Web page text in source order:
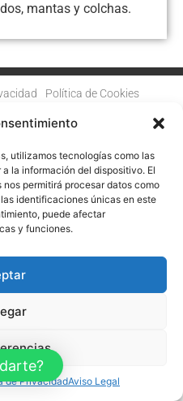
utilizamos tecnologías como las
la información del dispositivo. El
permitirá procesar datos como
identificaciones únicas en este
puede afectar
y funciones.
de PrivacidadAviso Legal
mantas y colchas.
Política de Cookies
Mapa web
CON EL PROGRAMA KIT
Y RESILENCIA
Todos los derechos reservados.